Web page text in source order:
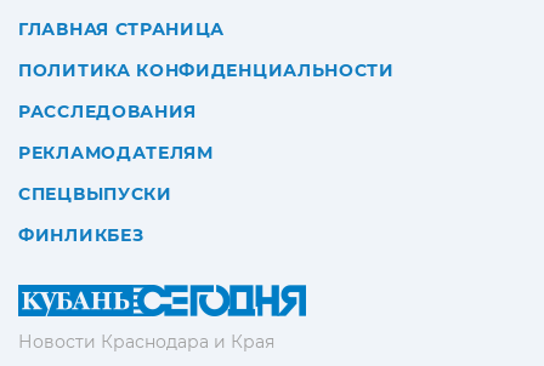
Новости Краснодара и Края
ГЛАВНАЯ СТРАНИЦА
ПОЛИТИКА КОНФИДЕНЦИАЛЬНОСТИ
РАССЛЕДОВАНИЯ
РЕКЛАМОДАТЕЛЯМ
СПЕЦВЫПУСКИ
ФИНЛИКБЕЗ